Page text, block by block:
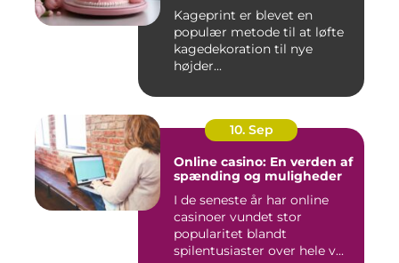
Kageprint er blevet en
populær metode til at løfte
kagedekoration til nye
højder...
10. Sep
Online casino: En verden af
spænding og muligheder
I de seneste år har online
casinoer vundet stor
popularitet blandt
spilentusiaster over hele v...